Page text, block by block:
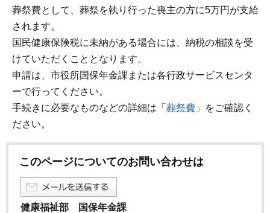
葬祭費として、葬祭を執り行った喪主の方に5万円が支給
されます。
国民健康保険税に未納がある場合には、納税の相談を受
けていただくこととなります。
申請は、市役所国保年金課または各行政サービスセンタ
ーで行ってください。
手続きに必要なものなどの詳細は「 葬祭費 」をご確認く
ださい。
このページについてのお問い合わせは
健康福祉部 国保年金課